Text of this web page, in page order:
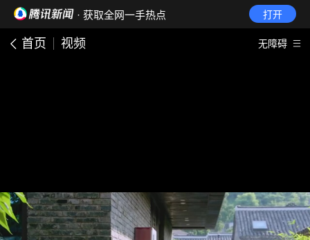
· 获取全网一手热点 打开
首页 视频 无障碍